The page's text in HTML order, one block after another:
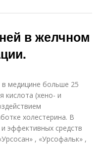
в желчном
в медицине больше 25
кислота (хено- и
холестерина. В
эффективных средств
, «Урсофальк» ,